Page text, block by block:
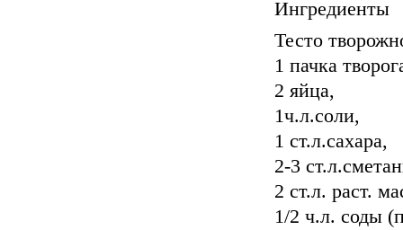
Ингредиенты
Тесто
1 пачка
2 яйца,
1ч.л.соли,
1 ст.л.сахара,
2-3
2 ст.л. раст.
1/2 ч.л. соды